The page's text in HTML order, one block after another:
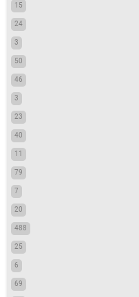
15
24
3
50
46
3
23
40
11
79
7
20
488
25
6
69